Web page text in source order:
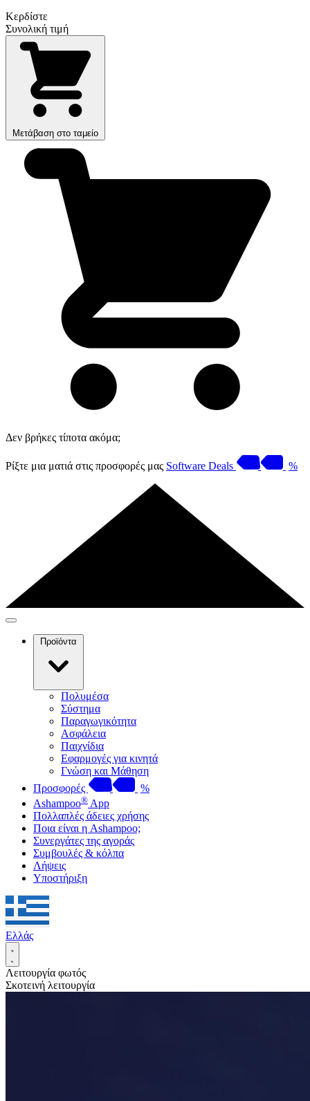
Κερδίστε
Συνολική τιμή
Μετάβαση στο ταμείο
Δεν βρήκες τίποτα ακόμα;
Ρίξτε μια ματιά στις προσφορές μας Software Deals %
Προϊόντα
Πολυμέσα
Σύστημα
Παραγωγικότητα
Ασφάλεια
Παιχνίδια
Εφαρμογές για κινητά
Γνώση και Μάθηση
Προσφορές
%
Ashampoo® App
Πολλαπλές άδειες χρήσης
Ποια είναι η Ashampoo;
Συνεργάτες της αγοράς
Συμβουλές & κόλπα
Λήψεις
Υποστήριξη
Ελλάς
Λειτουργία φωτός
Σκοτεινή λειτουργία